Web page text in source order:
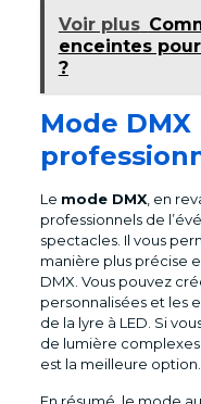
Voir plus
enceintes
?
Mode
Le mode DMX, en
professionnels de
spectacles. Il vous
manière plus précise
DMX. Vous pouvez
personnalisées et les
de la lyre à LED. Si
de lumière
est la meilleure option.
En résumé, le mode